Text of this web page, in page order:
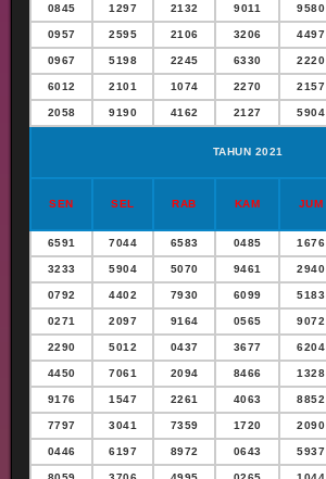
0845 1297 2132 9011 9580
0957 2595 2106 3206 4497
0967 5198 2245 6330 2220
6012 2101 1074 2270 2157
2058 9190 4162 2127 5904
TAHUN 2021
SEN SEL RAB KAM JUM
6591 7044 6583 0485 1676
3233 5904 5070 9461 2940
0792 4402 7930 6099 5183
0271 2097 9164 0565 9072
2290 5012 0437 3677 6204
4450 7061 2094 8466 1328
9176 1547 2261 4063 8852
7797 3041 7359 1720 2090
0446 6197 8972 0643 5937